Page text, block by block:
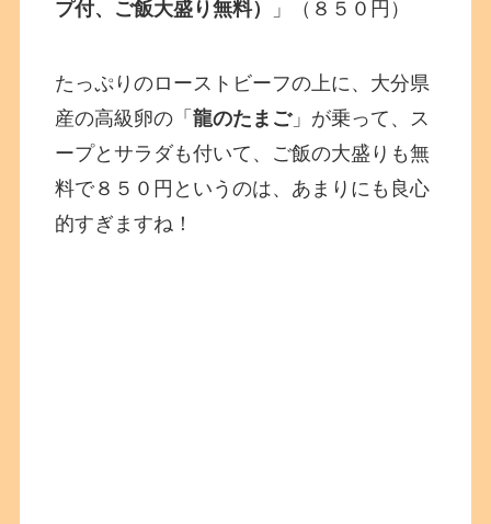
プ付、ご飯大盛り無料）
」（８５０円）
たっぷりのローストビーフの上に、大分県
産の高級卵の「龍のたまご」が乗って、ス
ープとサラダも付いて、ご飯の大盛りも無
料で８５０円というのは、あまりにも良心
的すぎますね！